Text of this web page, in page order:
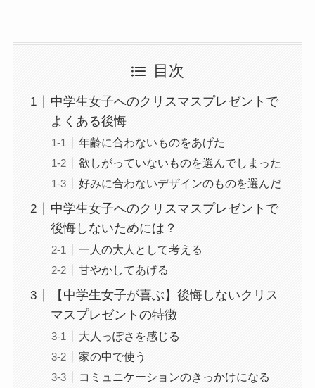
目次
中学生女子へのクリスマスプレゼントで
よくある後悔
年齢に合わないものをあげた
欲しがっていないものを選んでしまった
好みに合わないデザインのものを選んだ
中学生女子へのクリスマスプレゼントで
後悔しないためには？
一人の大人として考える
甘やかしてあげる
【中学生女子が喜ぶ】後悔しないクリス
マスプレゼントの特徴
大人っぽさを感じる
家の中で使う
コミュニケーションのきっかけになる